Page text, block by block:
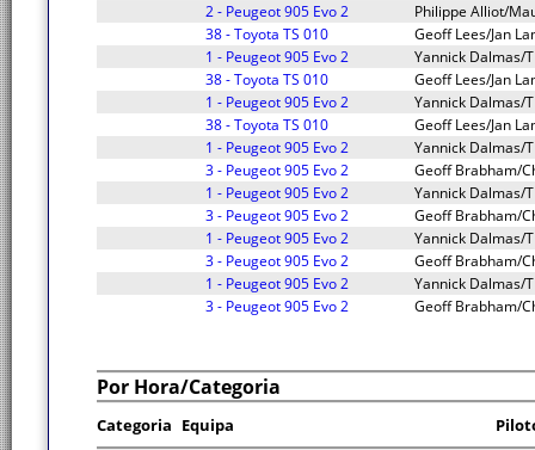
2 - Peugeot 905 Evo 2
Philippe Alliot/
38 - Toyota TS 010
Geoff Lees/Jan
1 - Peugeot 905 Evo 2
Yannick Dalmas/
38 - Toyota TS 010
Geoff Lees/Jan
1 - Peugeot 905 Evo 2
Yannick Dalmas/
38 - Toyota TS 010
Geoff Lees/Jan
1 - Peugeot 905 Evo 2
Yannick Dalmas/
3 - Peugeot 905 Evo 2
Geoff Brabham/
1 - Peugeot 905 Evo 2
Yannick Dalmas/
3 - Peugeot 905 Evo 2
Geoff Brabham/
1 - Peugeot 905 Evo 2
Yannick Dalmas/
3 - Peugeot 905 Evo 2
Geoff Brabham/
1 - Peugeot 905 Evo 2
Yannick Dalmas/
3 - Peugeot 905 Evo 2
Geoff Brabham/
Por Hora/Categoria
Categoria Equipa